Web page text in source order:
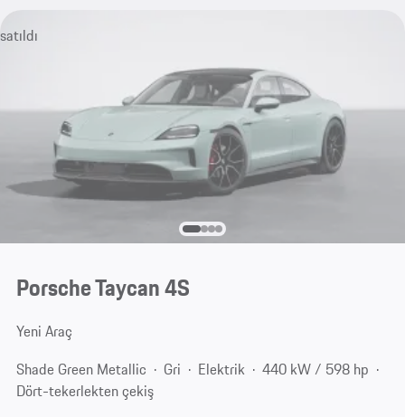
satıldı
Porsche Taycan 4S
Yeni Araç
Shade Green Metallic
Gri Elektrik
440 kW / 598 hp
Dört-tekerlekten çekiş